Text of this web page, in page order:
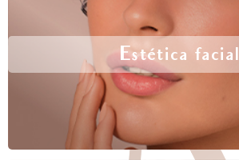
Estética facial